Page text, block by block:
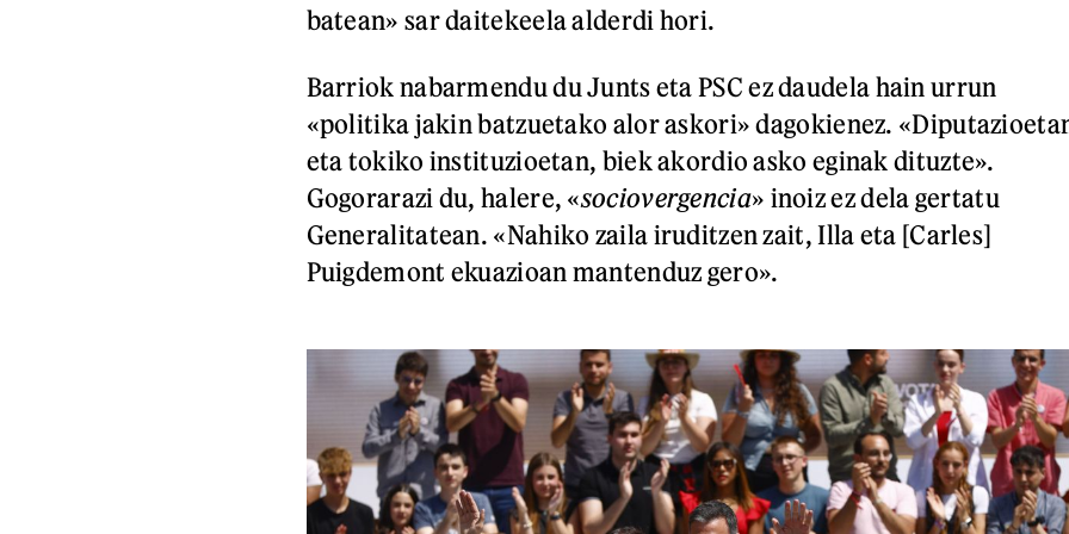
batean» sar daitekeela alderdi hori.
Barriok nabarmendu du Junts eta PSC ez daudela hain urrun
«politika jakin batzuetako alor askori» dagokienez.
eta tokiko instituzioetan, biek akordio asko eginak dituzte».
Gogorarazi du, halere, «sociovergencia» inoiz ez dela gertatu
Generalitatean. «Nahiko zaila iruditzen zait, Illa eta [Carles]
Puigdemont ekuazioan mantenduz gero».